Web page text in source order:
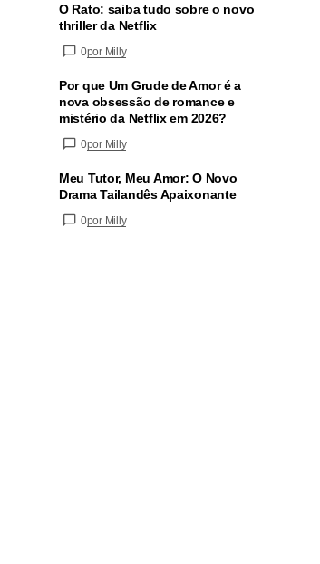
O Rato: saiba tudo sobre o novo
thriller da Netflix
0por Milly
Por que Um Grude de Amor é a
nova obsessão de romance e
mistério da Netflix em 2026?
0por Milly
Meu Tutor, Meu Amor: O Novo
Drama Tailandês Apaixonante
0por Milly